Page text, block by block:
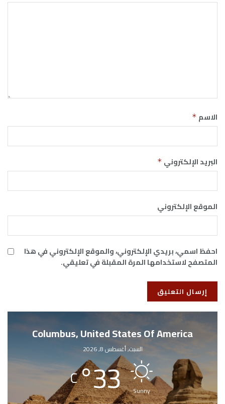
الاسم *
البريد الإلكتروني *
الموقع الإلكتروني
احفظ اسمي، بريدي الإلكتروني، والموقع الإلكتروني في هذا
المتصفح لاستخدامها المرة المقبلة في تعليقي.
Columbus, United States Of America
السبت, أغسطس 8, 2026
Sunny
33
°
C